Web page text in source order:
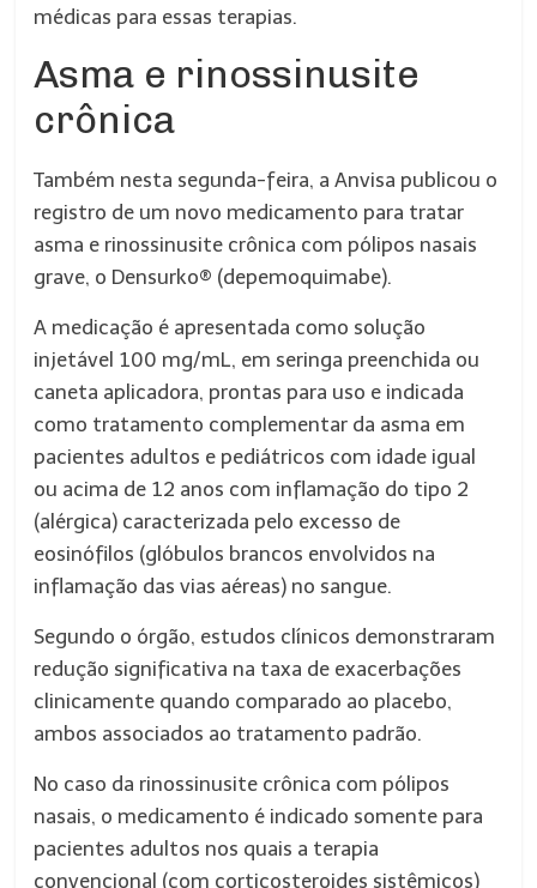
médicas para essas terapias.
Asma e rinossinusite
crônica
Também nesta segunda-feira, a Anvisa publicou o
registro de um novo medicamento para tratar
asma e rinossinusite crônica com pólipos nasais
grave, o Densurko® (depemoquimabe).
A medicação é apresentada como solução
injetável 100 mg/mL, em seringa preenchida ou
caneta aplicadora, prontas para uso e indicada
como tratamento complementar da asma em
pacientes adultos e pediátricos com idade igual
ou acima de 12 anos com inflamação do tipo 2
(alérgica) caracterizada pelo excesso de
eosinófilos (glóbulos brancos envolvidos na
inflamação das vias aéreas) no sangue.
Segundo o órgão, estudos clínicos demonstraram
redução significativa na taxa de exacerbações
clinicamente quando comparado ao placebo,
ambos associados ao tratamento padrão.
No caso da rinossinusite crônica com pólipos
nasais, o medicamento é indicado somente para
pacientes adultos nos quais a terapia
convencional (com corticosteroides sistêmicos)